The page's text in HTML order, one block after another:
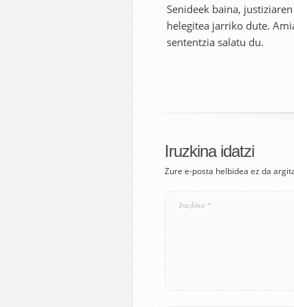
Senideek baina,
helegitea jarriko dute.
sententzia salatu du.
Iruzkina idatzi
Zure e-posta helbidea ez da